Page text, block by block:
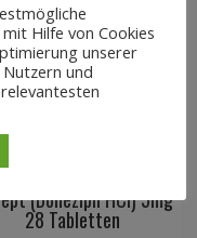
(Donezipil HCI) 5mg
28 Tabletten
Hilfe von Cookies
unserer
und